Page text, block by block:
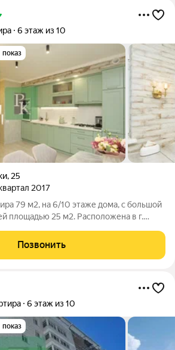
6 этаж из 10
, 25
2017
79 м2, на 6/10 этаже дома, с большой
площадью 25 м2. Расположена в г.
как для собственного проживания,
Позвонить
6 этаж из 10